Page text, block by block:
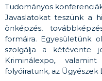
Tudományos
Javaslatokat teszünk a
önképzés,
formáira. Egyesületünk
szolgálja a kétévente
Kriminálexpo,
folyóiratunk, az Ügyészek